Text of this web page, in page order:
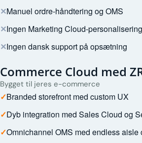
✕Manuel ordre-håndtering og OMS
✕Ingen Marketing Cloud-personalisering
✕Ingen dansk support på opsætning
Commerce Cloud med
Bygget til jeres e-commerce
✓Branded storefront med custom UX
✓Dyb integration med Sales Cloud og
✓Omnichannel OMS med endless aisle